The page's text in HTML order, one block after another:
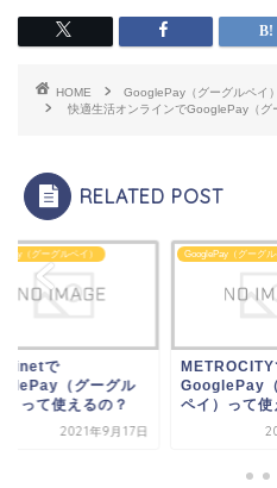
HOME
GooglePay（グーグルペイ）
快適生活オンラインでGooglePay（グ
RELATED POST
（グーグルペイ）
で
（グーグル
）って使えるの？
2021年9月17日
GooglePay（グーグル
METROCITY
GooglePay
ペイ）って